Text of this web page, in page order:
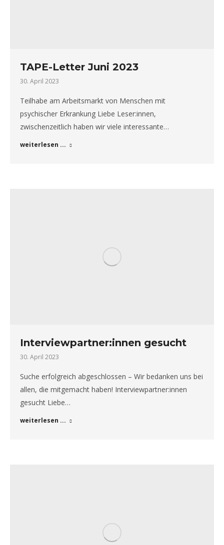
TAPE-Letter Juni 2023
30. April 2023
Teilhabe am Arbeitsmarkt von Menschen mit
psychischer Erkrankung Liebe Leser:innen,
zwischenzeitlich haben wir viele interessante…
weiterlesen ...
Interviewpartner:innen gesucht
30. April 2023
Suche erfolgreich abgeschlossen – Wir bedanken uns bei
allen, die mitgemacht haben! Interviewpartner:innen
gesucht Liebe…
weiterlesen ...